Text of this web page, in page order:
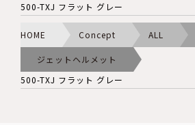
500-TXJ フラット グレー
HOME Concept ALL
ジェットヘルメット
500-TXJ フラット グレー